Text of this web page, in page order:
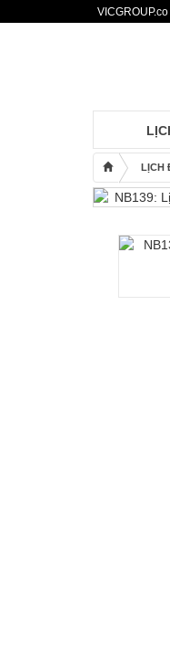
Bìa + Bloc 2017
Lịch Độc Quyền
VICGROUP.co
LỊCH